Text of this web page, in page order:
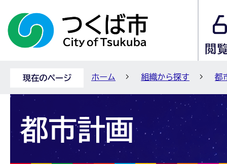
現在のページ ホーム 組織から探す 都
都市計画